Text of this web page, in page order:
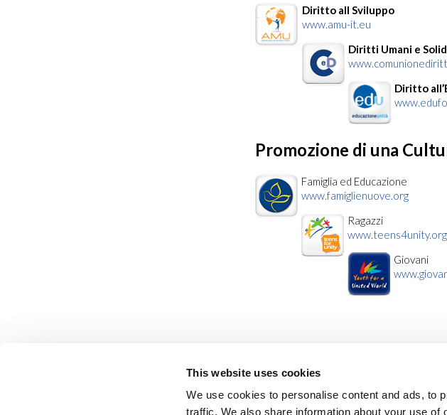
This website uses cookies
We use cookies to personalise content and ads, to
traffic. We also share information about your use
Diritto all Sviluppo
www.amu-it.eu
Diritti Umani e
Diritto
Promozione di una
Famiglia ed Educazione
www.famiglienuove.org
Ragazzi
www.teens4unity.org
Giovani